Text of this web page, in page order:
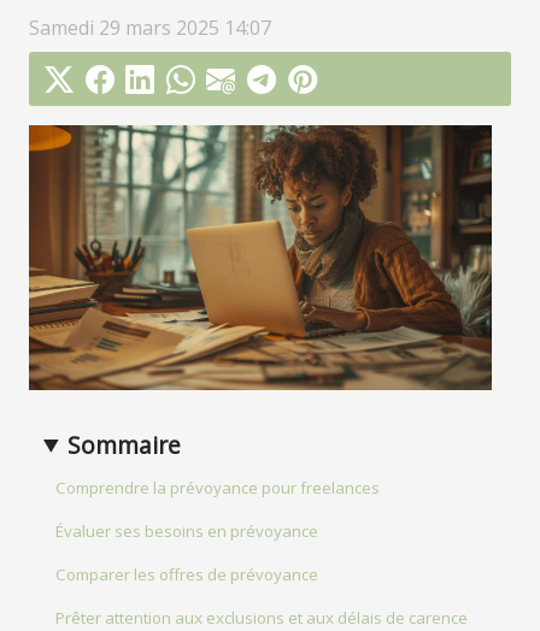
Samedi 29 mars 2025 14:07
Sommaire
Comprendre la prévoyance pour freelances
Évaluer ses besoins en prévoyance
Comparer les offres de prévoyance
Prêter attention aux exclusions et aux délais de carence